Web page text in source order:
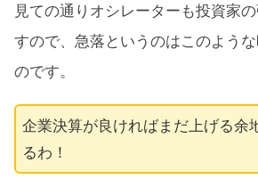
見ての通りオシレーターも投資家
すので、急落というのはこのよう
のです。
企業決算が良ければまだ上げる余
るわ！